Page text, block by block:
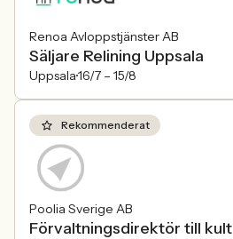
Renoa Avloppstjänster AB
Säljare Relining Uppsala
Uppsala16/7 – 15/8
Rekommenderat
Poolia Sverige AB
Förvaltningsdirektör till